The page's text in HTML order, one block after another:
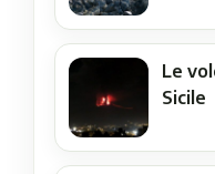
Le
Sicile